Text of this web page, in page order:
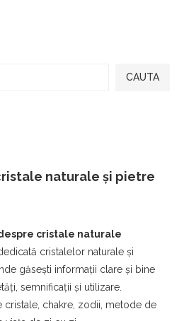
CAUTA
naturale și pietre
cristale naturale
cristalelor naturale și
găsești informații clare și bine
semnificații și utilizare.
chakre, zodii, metode de